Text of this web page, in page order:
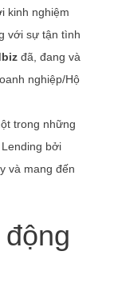
kinh nghiệm
với sự tận tình
đã, đang và
nghiệp/Hộ
trong những
bởi
và mang đến